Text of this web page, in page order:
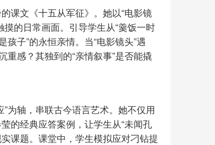
课文《十五从军征》。她以“电影镜
的日常画面。引导学生从“羹饭一时
子”的永恒亲情。当“电影镜头”遇
重感？其独到的“亲情叙事”是否能撬
为轴，串联古今语言艺术。她不仅用
的经典应答案例，让学生从“未闻孔
课题。课堂中，学生模拟应对刁钻提